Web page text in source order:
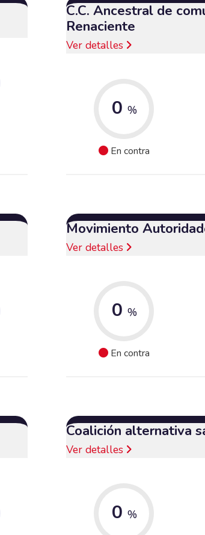
C.C. Ancestral de
Renaciente
Ver detalles
0 %
En contra
Movimiento
Ver detalles
0 %
En contra
Coalición alternativa
Ver detalles
0 %